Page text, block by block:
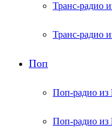
Транс-радио
Транс-радио
Поп
Поп-радио из
Поп-радио из